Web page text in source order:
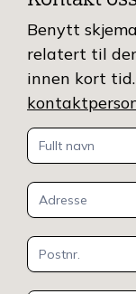
Benytt
relatert til
innen kort tid.
Kontakt
oss